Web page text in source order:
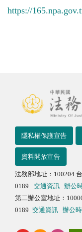
https://
隱私權保護宣告
資料開放宣告
法務部地址：100204
0189
交通資訊
辦公
第二辦公室地址：
0189 交通資訊 辦公